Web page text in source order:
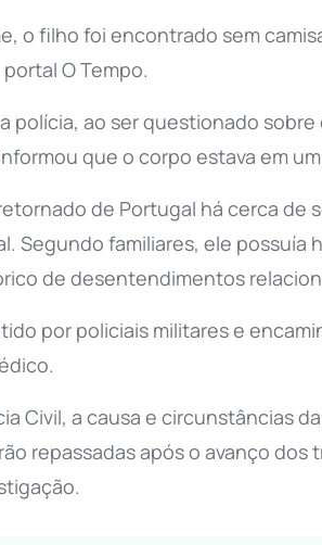
o filho foi encontrado sem
O Tempo.
polícia, ao ser questionado
que o corpo estava em
de Portugal há cerca de
Segundo familiares, ele possuía
de desentendimentos
por policiais militares e
Civil, a causa e circunstâncias
repassadas após o avanço dos